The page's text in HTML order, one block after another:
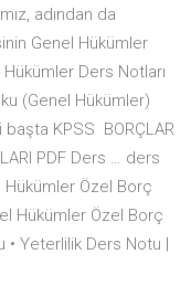
adından da
Genel Hükümler
Ders Notları
(Genel Hükümler)
başta KPSS BORÇLAR
PDF Ders … ders
Hükümler Özel Borç
Hükümler Özel Borç
Yeterlilik Ders Notu |